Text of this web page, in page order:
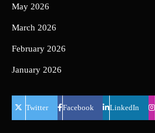
May 2026
March 2026
February 2026
January 2026
Twitter Facebook LinkedIn